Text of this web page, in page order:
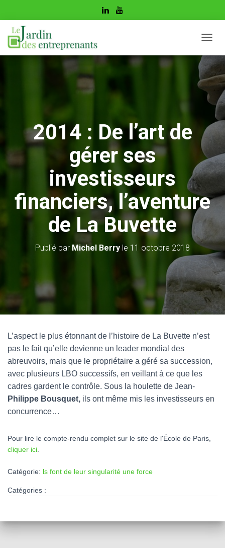
É
P
E
R
I
A
I
O
2014 : De l’art de
gérer ses
investisseurs
financiers, l’aventure
de La Buvette
Publié par Michel Berry le 11 octobre 2018
L’aspect le plus étonnant de l’histoire de La Buvette n’est
pas le fait qu’elle devienne un leader mondial des
abreuvoirs, mais que le propriétaire a géré sa succession,
avec plusieurs LBO successifs, en veillant à ce que les
cadres gardent le contrôle. Sous la houlette de Jean-
Philippe Bousquet, ils ont même mis les investisseurs en
concurrence…
Pour lire le compte-rendu complet sur le site de l'École de Paris,
cliquer ici
Catégorie: ls font de leur singularité une force
Catégories :